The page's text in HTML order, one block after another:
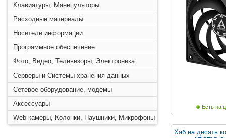
Клавиатуры, Манипуляторы
Расходные материалы
Носители информации
Программное обеспечение
Фото, Видео, Телевизоры, Электроника
Серверы и Системы хранения данных
Сетевое оборудование, модемы
Аксессуары
Web-камеры, Колонки, Наушники, Микрофоны
Есть на
Хаб на десять